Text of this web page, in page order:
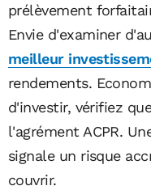
prélèvement
Envie d'examiner
meilleur
rendements.
d'investir, vérifiez
l'agrément ACPR.
signale un risque
couvrir.